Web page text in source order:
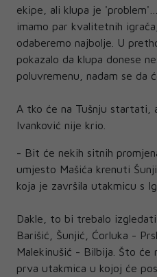
ekipe, ali klupa je
imamo par kvalitetnih
odaberemo najbolje. U
pokazalo da klupa donese
poluvremenu, nadam se da
A tko će na Tušnju startati,
Ivanković nije krio.
- Bit će nekih sitnih
umjesto Mašića krenuti
koja je završila utakmicu s
Dakle, to bi trebalo
Barišić, Šunjić, Ćorluka -
Malekinušić - Bilbija. Što
prva utakmica u kojoj će